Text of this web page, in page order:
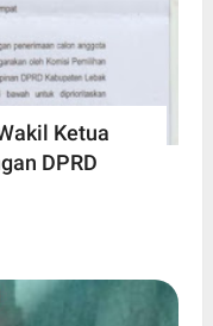
Ketua
DPRD